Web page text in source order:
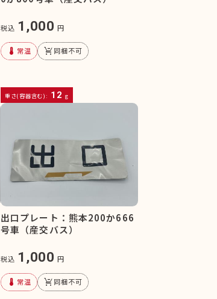
税込 1,000 円
device_thermostat 常温 remove_shopping_cart同梱不可
重さ(容器含む): 12 g
出口プレート：熊本200か666
号車（産交バス）
税込 1,000 円
device_thermostat 常温 remove_shopping_cart同梱不可